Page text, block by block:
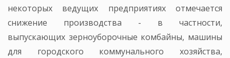
некоторых ведущих предприятиях отмечается
снижение производства - в частности,
выпускающих зерноуборочные комбайны, машины
для городского коммунального хозяйства,